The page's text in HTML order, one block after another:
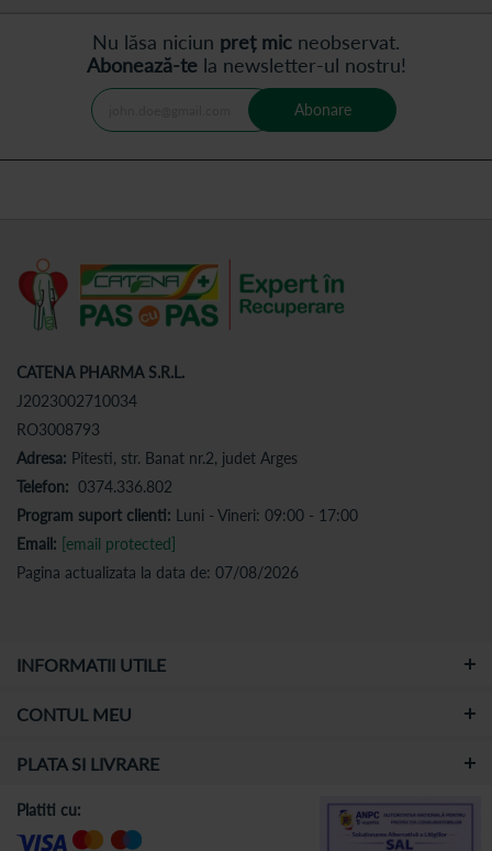
Nu lăsa niciun preț mic neobservat.
Abonează-tela newsletter-ul nostru!
Abonare
CATENA PHARMA S.R.L.
J2023002710034
RO3008793
Adresa: Pitesti, str. Banat nr.2, judet Arges
Telefon: 0374.336.802
Program suport clienti: Luni - Vineri: 09:00 - 17:00
Email: [email protected]
Pagina actualizata la data de: 07/08/2026
INFORMATII UTILE
CONTUL MEU
PLATA SI LIVRARE
Platiti cu: